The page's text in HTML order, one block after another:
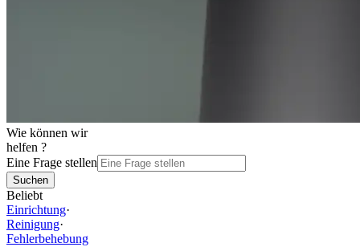
Wie können wir
helfen ?
Eine Frage stellen
Suchen
Beliebt
Einrichtung·
Reinigung·
Fehlerbehebung